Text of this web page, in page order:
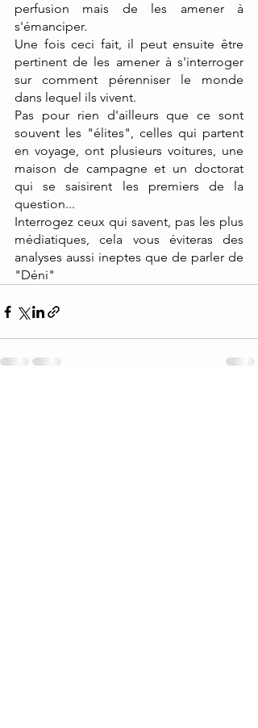
perfusion mais de les amener à
s'émanciper.
Une fois ceci fait, il peut ensuite être
pertinent de les amener à s'interroger
sur comment pérenniser le monde
dans lequel ils vivent.
Pas pour rien d'ailleurs que ce sont
souvent les "élites", celles qui partent
en voyage, ont plusieurs voitures, une
maison de campagne et un doctorat
qui se saisirent les premiers de la
question...
Interrogez ceux qui savent, pas les plus
médiatiques, cela vous éviteras des
analyses aussi ineptes que de parler de
"Déni"